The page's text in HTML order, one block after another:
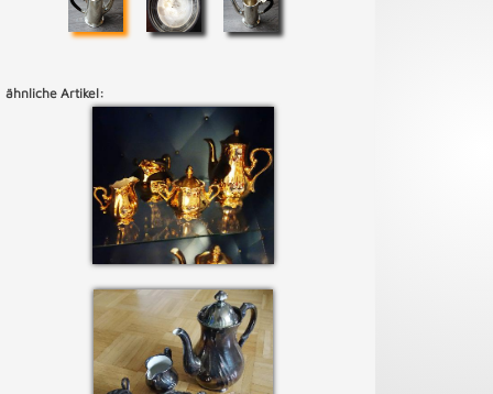
ähnliche Artikel: